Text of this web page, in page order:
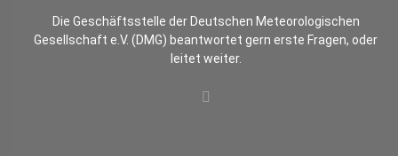
Die Geschäftsstelle der Deutschen Meteorologischen
Gesellschaft e.V. (DMG) beantwortet gern erste Fragen, oder
leitet weiter.